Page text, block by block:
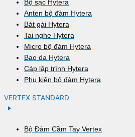
Bộ sạc Hytera
Anten bộ đàm Hytera
Bát gài Hytera
Tai nghe Hytera
Micro bộ đàm Hytera
Bao da Hytera
Cáp lập trình Hytera
Phụ kiện bộ đàm Hytera
VERTEX STANDARD
Bộ Đàm Cầm Tay Vertex